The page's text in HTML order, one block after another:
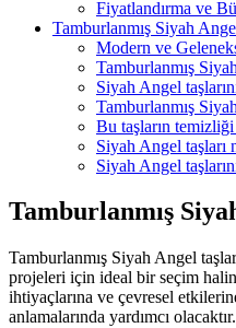
Fiyatlandırma ve
Tamburlanmış Siyah
Modern ve
Tamburlanmış
Siyah Angel
Tamburlanmış
Bu taşların
Siyah Angel taşları
Siyah Angel
Tamburlanmış
Tamburlanmış Siyah Angel
projeleri için ideal bir seçim
ihtiyaçlarına ve çevresel
anlamalarında yardımcı olacaktır.